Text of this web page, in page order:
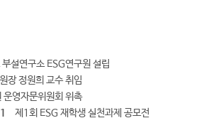
설연구소 ESG연구원 설립
장 정원희 교수 취임
운영자문위원회 위촉
제1회 ESG 재학생 실천과제 공모전